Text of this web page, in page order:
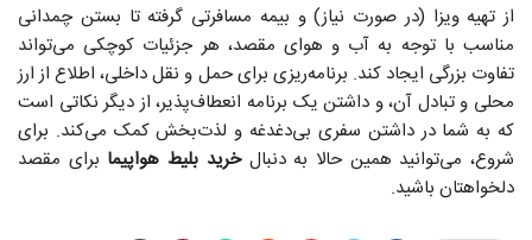
از تهیه ویزا (در صورت نیاز) و بیمه مسافرتی گرفته تا بستن چمدانی
مناسب با توجه به آب و هوای مقصد، هر جزئیات کوچکی می‌تواند
تفاوت بزرگی ایجاد کند. برنامه‌ریزی برای حمل و نقل داخلی، اطلاع از ارز
محلی و تبادل آن، و داشتن یک برنامه انعطاف‌پذیر، از دیگر نکاتی است
که به شما در داشتن سفری بی‌دغدغه و لذت‌بخش کمک می‌کند. برای
شروع، می‌توانید همین حالا به دنبالخرید بلیط هواپیما برای مقصد
دلخواهتان باشید.